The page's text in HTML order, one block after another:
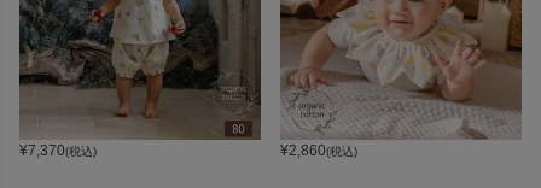
¥7,370(税込) ¥2,860(税込)